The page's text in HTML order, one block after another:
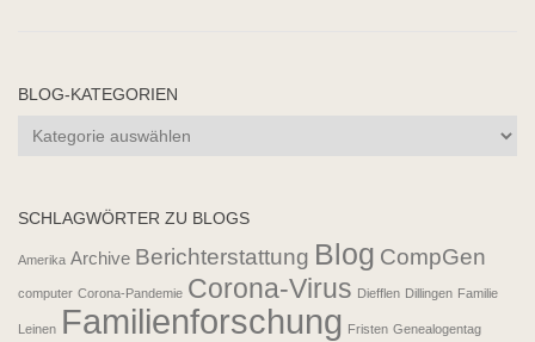
BLOG-KATEGORIEN
Blog-
SCHLAGWÖRTER ZU BLOGS
Amerika Archive Berichterstattung Blog CompGen
computer Corona-Pandemie Corona-Virus Diefflen Dillingen Familie
Leinen Familienforschung Fristen Genealogentag